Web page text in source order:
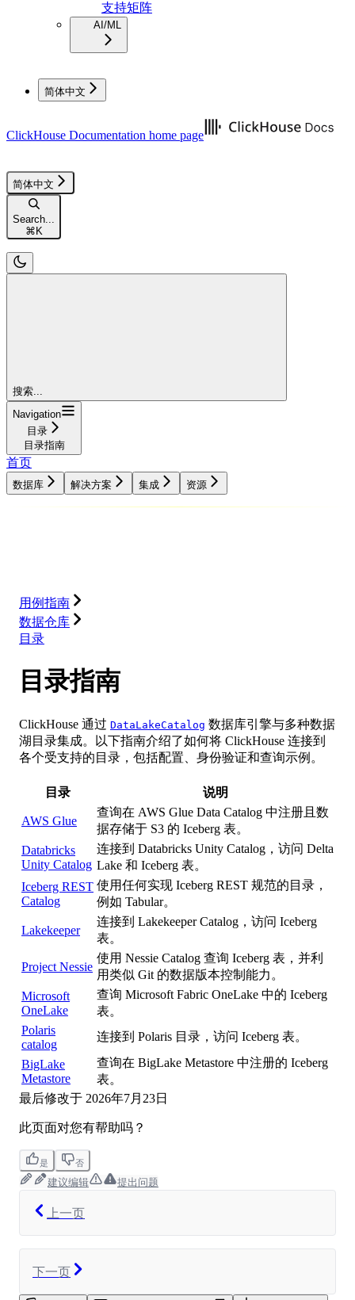
支持矩阵
AI/ML
简体中文
ClickHouse Documentation home page
简体中文
Search...
⌘ K
搜索...
Navigation
目录
目录指南
首页
数据库 解决方案 集成 资源
用例指南
数据仓库
目录
目录指南
ClickHouse 通过 DataLakeCatalog 数据库引擎与多种数据
湖目录集成。以下指南介绍了如何将 ClickHouse 连接到
各个受支持的目录，包括配置、身份验证和查询示例。
目录 说明
AWS Glue
查询在 AWS Glue Data Catalog 中注册且数
据存储于 S3 的 Iceberg 表。
Databricks
Unity Catalog
连接到 Databricks Unity Catalog，访问 Delta
Lake 和 Iceberg 表。
Iceberg REST
Catalog
使用任何实现 Iceberg REST 规范的目录，
例如 Tabular。
Lakekeeper
连接到 Lakekeeper Catalog，访问 Iceberg
表。
Project Nessie
使用 Nessie Catalog 查询 Iceberg 表，并利
用类似 Git 的数据版本控制能力。
Microsoft
OneLake
查询 Microsoft Fabric OneLake 中的 Iceberg
表。
Polaris
catalog
连接到 Polaris 目录，访问 Iceberg 表。
BigLake
Metastore
查询在 BigLake Metastore 中注册的 Iceberg
表。
最后修改于 2026年7月23日
此页面对您有帮助吗？
是 否
建议编辑 提出问题
上一页
下一页